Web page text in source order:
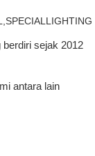
sejak 2012
antara lain